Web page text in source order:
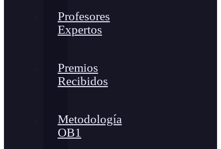
Profesores
Expertos
Premios
Recibidos
Metodología
OB1